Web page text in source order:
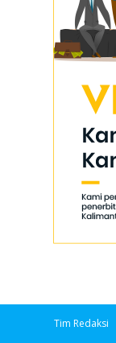
Tim Redaksi